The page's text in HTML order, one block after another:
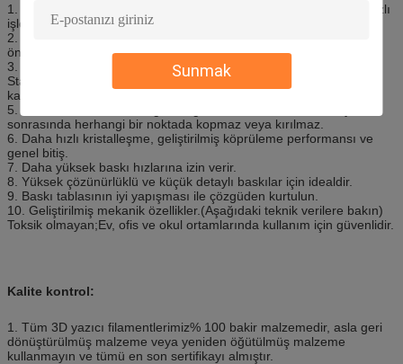
Sunmak
1. Özel olarak 3D baskı için tasarlanmış birinci sınıf% 100 bitki bazlı
işlenmemiş hammaddeden yapılmıştır.
2. Kesinlikle hiçbir katkı maddesi veya değiştirici yok!(Bu neden
önemlidir? Daha fazlasını okuyun)
3. Son derece pürüzsüz ve tutarlı.
Standart PLA'dan% 4.100 daha güçlü ve hatta çoğu "PLA +"
karışımından çok daha güçlü!
5. Filament tamamen kırılgan değildir ve baskı sırasında veya
sonrasında herhangi bir noktada kopmaz veya kırılmaz.
6. Daha hızlı kristalleşme, geliştirilmiş köprüleme performansı ve
genel bitiş.
7. Daha yüksek baskı hızlarına izin verir.
8. Yüksek çözünürlüklü ve küçük detaylı baskılar için idealdir.
9. Baskı tablasının iyi yapışması ile çözgüden kurtulun.
10. Geliştirilmiş mekanik özellikler.(Aşağıdaki teknik verilere bakın)
Toksik olmayan;Ev, ofis ve okul ortamlarında kullanım için güvenlidir.
Kalite kontrol:
1. Tüm 3D yazıcı filamentlerimiz% 100 bakir malzemedir, asla geri
dönüştürülmüş malzeme veya yeniden öğütülmüş malzeme
kullanmayın ve tümü en son sertifikayı almıştır.